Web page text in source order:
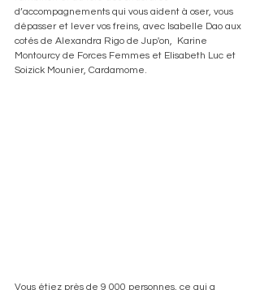
d’accompagnements qui vous aident à oser, vous
dépasser et lever vos freins, avec Isabelle Dao aux
cotés de Alexandra Rigo de Jup'on,  Karine
Montourcy de Forces Femmes et Elisabeth Luc et
Soizick Mounier, Cardamome.
Vous étiez près de 9 000 personnes, ce qui a